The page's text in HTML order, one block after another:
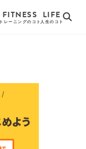
FITNESS
トレーニングのコト
LIFE
人生のコト